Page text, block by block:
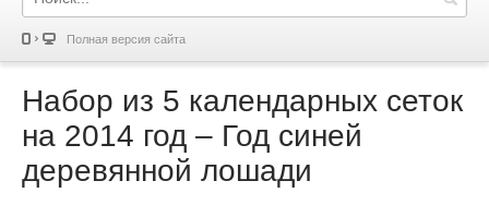
Полная версия сайта
Набор из 5 календарных сеток
на 2014 год – Год синей
деревянной лошади